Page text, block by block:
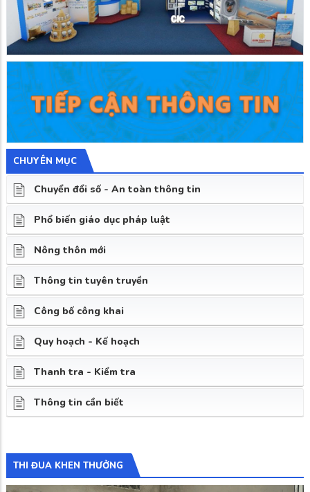
CHUYÊN MỤC
Chuyển đổi số - An toàn thông tin
Phổ biến giáo dục pháp luật
Nông thôn mới
Thông tin tuyên truyền
Công bố công khai
Quy hoạch - Kế hoạch
Thanh tra - Kiểm tra
Thông tin cần biết
THI ĐUA KHEN THƯỞNG